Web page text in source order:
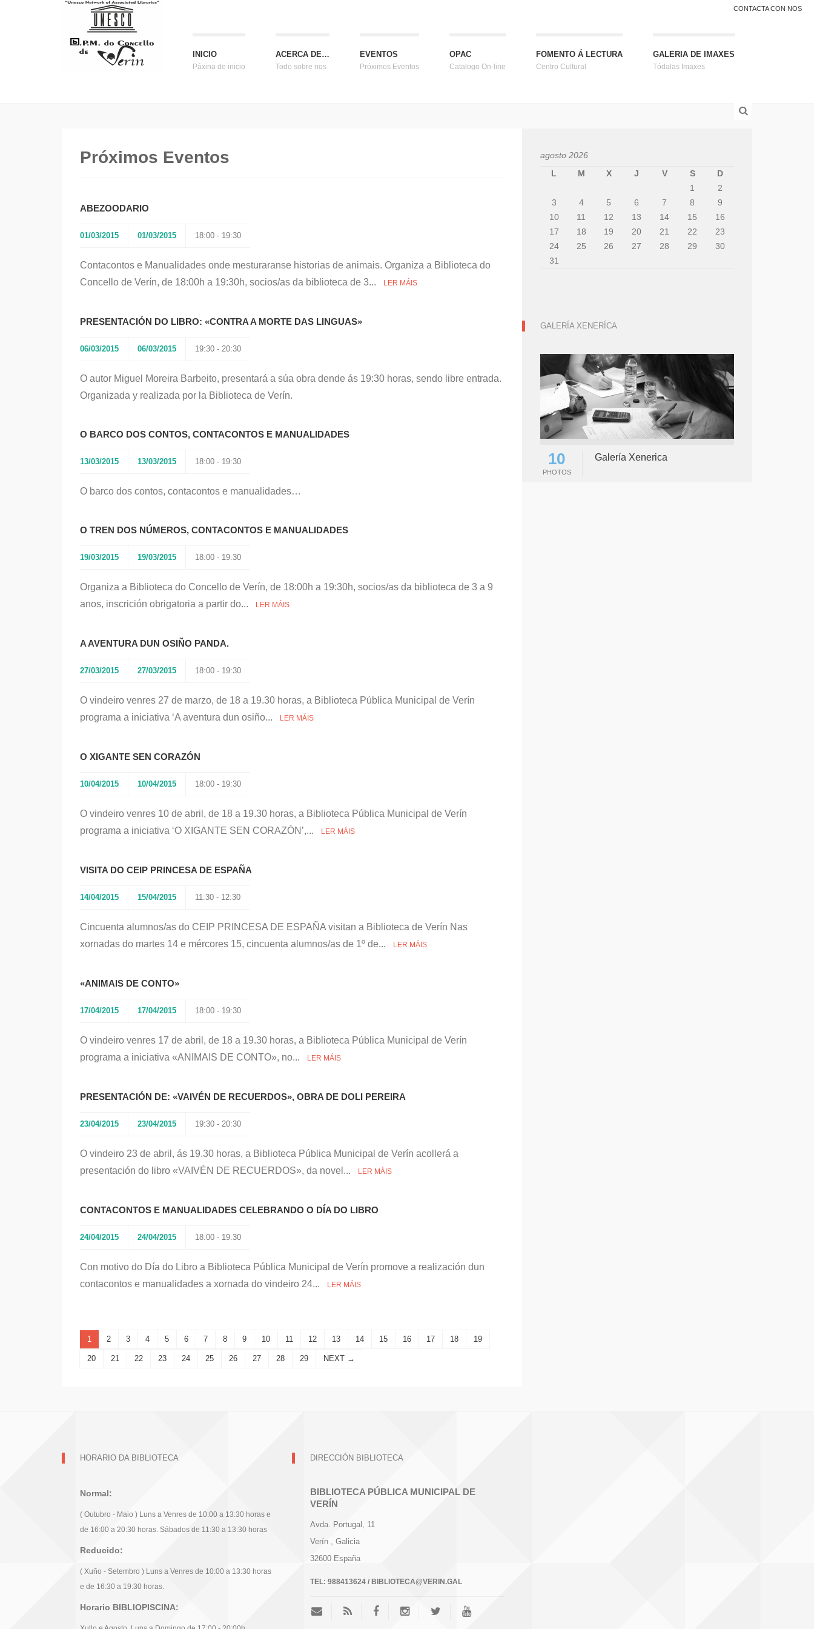
CONTACTA CON NOS
INICIO
Páxina de inicio
ACERCA DE…
Todo sobre nos
EVENTOS
Próximos Eventos
OPAC
Catalogo On-line
FOMENTO Á LECTURA
Centro Cultural
GALERIA DE IMAXES
Tódalas Imaxes
Próximos Eventos
ABEZOODARIO
01/03/2015 01/03/2015 18:00 - 19:30
Contacontos e Manualidades onde mesturaranse historias de animais. Organiza a Biblioteca do
Concello de Verín, de 18:00h a 19:30h, socios/as da biblioteca de 3...
LER MÁIS
PRESENTACIÓN DO LIBRO: «CONTRA A MORTE DAS LINGUAS»
06/03/2015 06/03/2015 19:30 - 20:30
O autor Miguel Moreira Barbeito, presentará a súa obra dende ás 19:30 horas, sendo libre entrada.
Organizada y realizada por la Biblioteca de Verín.
O BARCO DOS CONTOS, CONTACONTOS E MANUALIDADES
13/03/2015 13/03/2015 18:00 - 19:30
O barco dos contos, contacontos e manualidades…
O TREN DOS NÚMEROS, CONTACONTOS E MANUALIDADES
19/03/2015 19/03/2015 18:00 - 19:30
Organiza a Biblioteca do Concello de Verín, de 18:00h a 19:30h, socios/as da biblioteca de 3 a 9
anos, inscrición obrigatoria a partir do...
LER MÁIS
A AVENTURA DUN OSIÑO PANDA.
27/03/2015 27/03/2015 18:00 - 19:30
O vindeiro venres 27 de marzo, de 18 a 19.30 horas, a Biblioteca Pública Municipal de Verín
programa a iniciativa ‘A aventura dun osiño...
LER MÁIS
O XIGANTE SEN CORAZÓN
10/04/2015 10/04/2015 18:00 - 19:30
O vindeiro venres 10 de abril, de 18 a 19.30 horas, a Biblioteca Pública Municipal de Verín
programa a iniciativa ‘O XIGANTE SEN CORAZÓN’,...
LER MÁIS
VISITA DO CEIP PRINCESA DE ESPAÑA
14/04/2015 15/04/2015 11:30 - 12:30
Cincuenta alumnos/as do CEIP PRINCESA DE ESPAÑA visitan a Biblioteca de Verín Nas
xornadas do martes 14 e mércores 15, cincuenta alumnos/as de 1º de...
LER MÁIS
«ANIMAIS DE CONTO»
17/04/2015 17/04/2015 18:00 - 19:30
O vindeiro venres 17 de abril, de 18 a 19.30 horas, a Biblioteca Pública Municipal de Verín
programa a iniciativa «ANIMAIS DE CONTO», no...
LER MÁIS
PRESENTACIÓN DE: «VAIVÉN DE RECUERDOS», OBRA DE DOLI PEREIRA
23/04/2015 23/04/2015 19:30 - 20:30
O vindeiro 23 de abril, ás 19.30 horas, a Biblioteca Pública Municipal de Verín acollerá a
presentación do libro «VAIVÉN DE RECUERDOS», da novel...
LER MÁIS
CONTACONTOS E MANUALIDADES CELEBRANDO O DÍA DO LIBRO
24/04/2015 24/04/2015 18:00 - 19:30
Con motivo do Día do Libro a Biblioteca Pública Municipal de Verín promove a realización dun
contacontos e manualidades a xornada do vindeiro 24...
LER MÁIS
1 2 3 4 5 6 7 8 9 10 11 12 13 14 15 16 17 18 19
20 21 22 23 24 25 26 27 28 29 NEXT →
agosto 2026
L
M X J V S
D
1
2
3
4 5 6 7 8
9
10
11 12 13 14 15
16
17
18 19 20 21 22
23
24
25 26 27 28 29
30
31
GALERÍA XENERÍCA
10
PHOTOS
Galería Xenerica
HORARIO DA BIBLIOTECA
Normal:
( Outubro - Maio ) Luns a Venres de 10:00 a 13:30 horas e
de 16:00 a 20:30 horas. Sábados de 11:30 a 13:30 horas
Reducido:
( Xuño - Setembro ) Luns a Venres de 10:00 a 13:30 horas
e de 16:30 a 19:30 horas.
Horario BIBLIOPISCINA:
DIRECCIÓN BIBLIOTECA
BIBLIOTECA PÚBLICA MUNICIPAL DE
VERÍN
Avda. Portugal, 11
Verín , Galicia
32600 España
TEL: 988413624 / BIBLIOTECA@VERIN.GAL